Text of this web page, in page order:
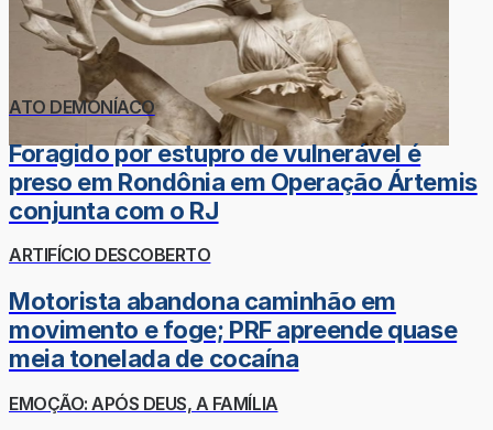
ATO DEMONÍACO
Foragido por estupro de vulnerável é
preso em Rondônia em Operação Ártemis
conjunta com o RJ
ARTIFÍCIO DESCOBERTO
Motorista abandona caminhão em
movimento e foge; PRF apreende quase
meia tonelada de cocaína
EMOÇÃO: APÓS DEUS, A FAMÍLIA